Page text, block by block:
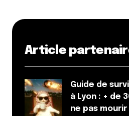
Village Huttopia
d’activités simples.
Répondre
Article
Guide de
à Lyon : + de
ne pas mourir